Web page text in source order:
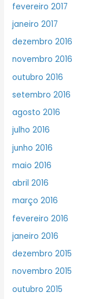
fevereiro 2017
janeiro 2017
dezembro 2016
novembro 2016
outubro 2016
setembro 2016
agosto 2016
julho 2016
junho 2016
maio 2016
abril 2016
março 2016
fevereiro 2016
janeiro 2016
dezembro 2015
novembro 2015
outubro 2015